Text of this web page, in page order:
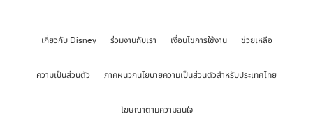
เกี่ยวกับ Disney ร่วมงานกับเรา เงื่อนไขการใช้งาน ช่วยเหลือ
ความเป็นส่วนตัว ภาคผนวกนโยบายความเป็นส่วนตัวสำหรับประเทศไทย
โฆษณาตามความสนใจ